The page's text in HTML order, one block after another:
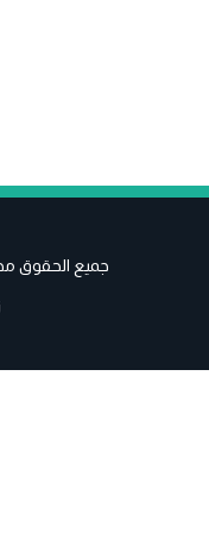
جميع الحقوق